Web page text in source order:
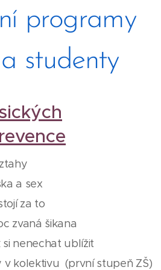
programy
studenty
a sex
za to
zvaná šikana
si nenechat ublížit
v kolektivu (první stupeň ZŠ)